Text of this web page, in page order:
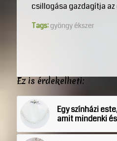
csillogása gazdagítja
Tags: gyöngy ékszer
Ez is érdekelheti:
Egy színházi
amit mindenki